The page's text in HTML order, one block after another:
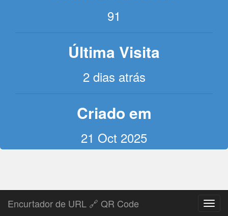
Encurtador de URL 🔗 QR Code
91
Última Visita
2 dias atrás
Criado em
21 Oct 2025